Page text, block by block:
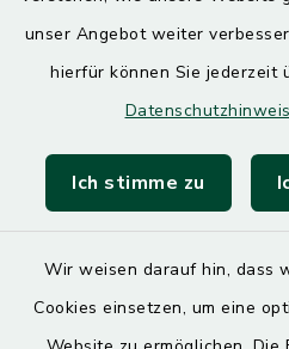
unser Angebot weiter
hierfür können Sie jederzeit
Ich stimme zu
Wir weisen darauf hin, dass
Cookies einsetzen, um eine
Quicklinks
Landratsamt Mühldorf
SoNNe e. V.